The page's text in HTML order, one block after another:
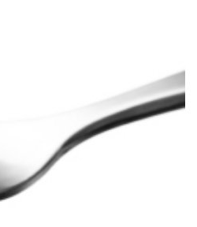
Stress après le travail :
comment relâcher la pression
9 JANVIER 2026